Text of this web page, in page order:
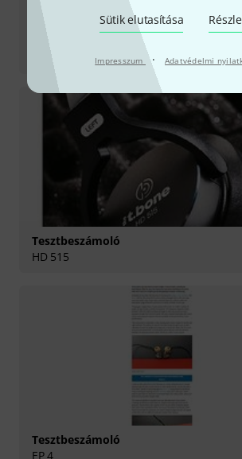
Sütik elutasítása
Impresszum · Adatvédelmi
Tesztbeszámoló
HD 515
Tesztbeszámoló
EP 4